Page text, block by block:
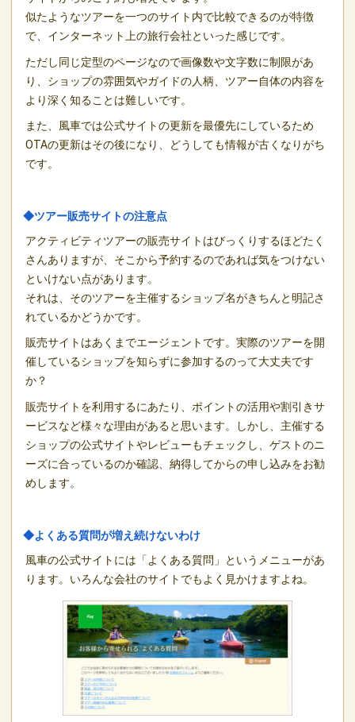
似たようなツアーを一つのサイト内で比較できるのが特徴
で、インターネット上の旅行会社といった感じです。
ただし同じ定型のページなので画像数や文字数に制限があ
り、ショップの雰囲気やガイドの人柄、ツアー自体の内容を
より深く知ることは難しいです。
また、風車では公式サイトの更新を最優先にしているため
OTAの更新はその後になり、どうしても情報が古くなりがち
です。
◆ツアー販売サイトの注意点
アクティビティツアーの販売サイトはびっくりするほどたく
さんありますが、そこから予約するのであれば気をつけない
といけない点があります。
それは、そのツアーを主催するショップ名がきちんと明記さ
れているかどうかです。
販売サイトはあくまでエージェントです。実際のツアーを開
催しているショップを知らずに参加するのって大丈夫です
か？
販売サイトを利用するにあたり、ポイントの活用や割引きサ
ービスなど様々な理由があると思います。しかし、主催する
ショップの公式サイトやレビューもチェックし、ゲストのニ
ーズに合っているのか確認、納得してからの申し込みをお勧
めします。
◆よくある質問が増え続けないわけ
風車の公式サイトには「よくある質問」というメニューがあ
ります。いろんな会社のサイトでもよく見かけますよね。